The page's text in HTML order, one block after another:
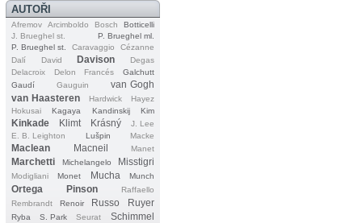
AUTOŘI
Afremov Arcimboldo Bosch
Botticelli
J. Brueghel st.
P. Brueghel ml.
P. Brueghel st.
Caravaggio
Cézanne
Dalí
David Davison
Degas
Delacroix
Delon Francés
Galchutt
Gaudí
Gauguin
van Gogh
van Haasteren
Hardwick
Hayez
Hokusai
Kagaya Kandinskij Kim
Kinkade Klimt Krásný
J. Lee
E. B. Leighton
Lušpin Macke
Maclean Macneil Manet
Marchetti Michelangelo Misstigri
Modigliani Monet Mucha Munch
Ortega Pinson
Raffaello
Rembrandt
Renoir Russo Ruyer
Ryba S. Park Seurat
Schimmel